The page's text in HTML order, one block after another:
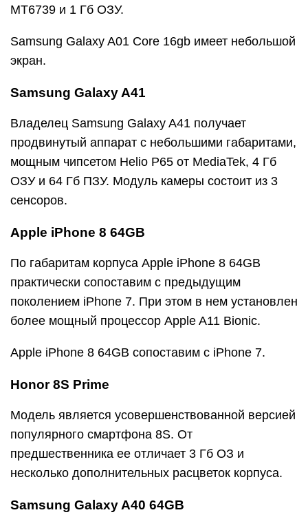
MT6739 и 1 Гб ОЗУ.
Samsung Galaxy A01 Core 16gb имеет небольшой
экран.
Samsung Galaxy A41
Владелец Samsung Galaxy A41 получает
продвинутый аппарат с небольшими габаритами,
мощным чипсетом Helio P65 от MediaTek, 4 Гб
ОЗУ и 64 Гб ПЗУ. Модуль камеры состоит из 3
сенсоров.
Apple iPhone 8 64GB
По габаритам корпуса Apple iPhone 8 64GB
практически сопоставим с предыдущим
поколением iPhone 7. При этом в нем установлен
более мощный процессор Apple A11 Bionic.
Apple iPhone 8 64GB сопоставим с iPhone 7.
Honor 8S Prime
Модель является усовершенствованной версией
популярного смартфона 8S. От
предшественника ее отличает 3 Гб ОЗ и
несколько дополнительных расцветок корпуса.
Samsung Galaxy A40 64GB